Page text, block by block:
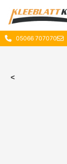
05066 707070
<